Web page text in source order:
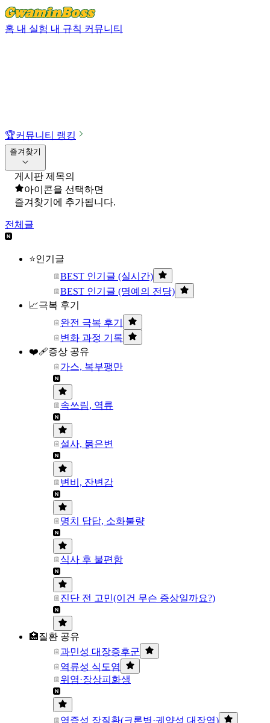
홈 내 실험 내 규칙 커뮤니티
🏆커뮤니티 랭킹
즐겨찾기
게시판 제목의
아이콘을 선택하면
즐겨찾기에 추가됩니다.
전체글
⭐인기글
BEST 인기글 (실시간)
BEST 인기글 (명예의 전당)
📈극복 후기
완전 극복 후기
변화 과정 기록
❤️‍🩹증상 공유
가스, 복부팽만
속쓰림, 역류
설사, 묽은변
변비, 잔변감
명치 답답, 소화불량
식사 후 불편함
진단 전 고민(이건 무슨 증상일까요?)
🏥질환 공유
과민성 대장증후군
역류성 식도염
위염·장상피화생
염증성 장질환(크론병·궤양성 대장염)